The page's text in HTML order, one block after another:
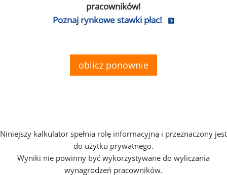
pracowników!
Poznaj rynkowe stawki płac!
oblicz ponownie
Niniejszy kalkulator spełnia rolę informacyjną i przeznaczony jest
do użytku prywatnego.
Wyniki nie powinny być wykorzystywane do wyliczania
wynagrodzeń pracowników.